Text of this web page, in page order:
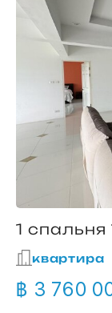
1 спальня
квартира
฿ 3 760